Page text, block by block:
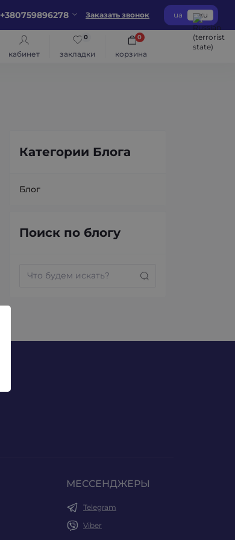
+380759896278 Заказать звонок ua ru
кабинет закладки
0
корзина
0
Категории Блога
Блог
Поиск по блогу
МЕССЕНДЖЕРЫ
Telegram
Viber